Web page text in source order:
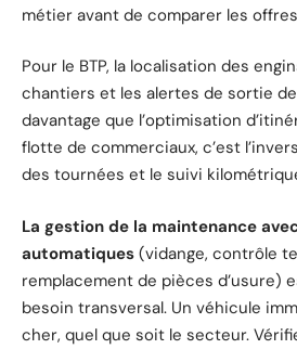
métier avant de comparer les
Pour le BTP, la localisation des
chantiers et les alertes de sortie
davantage que l’optimisation
flotte de commerciaux, c’est
des tournées et le suivi
La gestion de la maintenance
automatiques (vidange, contrôle
remplacement de pièces d’usure)
besoin transversal. Un véhicule
cher, quel que soit le secteur.